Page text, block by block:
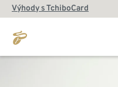
Výhody s TchiboCard